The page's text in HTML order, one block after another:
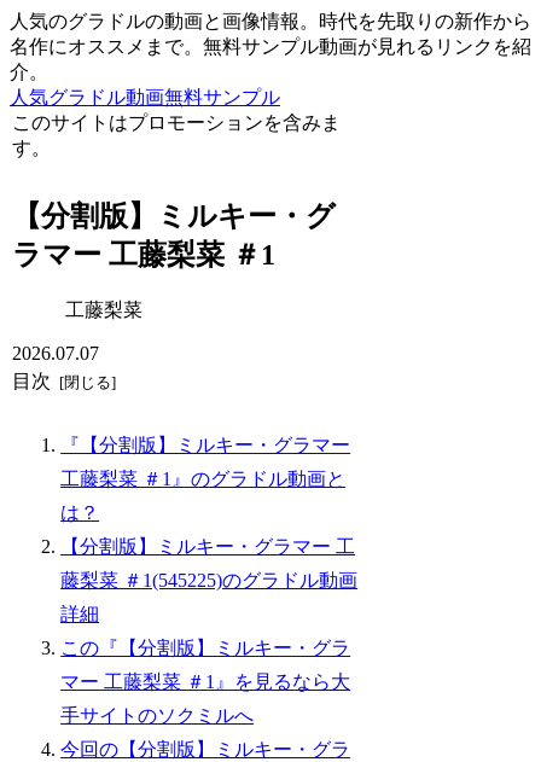
人気のグラドルの動画と画像情報。時代を先取りの新作から
名作にオススメまで。無料サンプル動画が見れるリンクを紹
介。
人気グラドル動画無料サンプル
このサイトはプロモーションを含みま
す。
【分割版】ミルキー・グ
ラマー 工藤梨菜 ＃1
工藤梨菜
2026.07.07
目次
『【分割版】ミルキー・グラマー
工藤梨菜 ＃1』のグラドル動画と
は？
【分割版】ミルキー・グラマー 工
藤梨菜 ＃1(545225)のグラドル動画
詳細
この『【分割版】ミルキー・グラ
マー 工藤梨菜 ＃1』を見るなら大
手サイトのソクミルへ
今回の【分割版】ミルキー・グラ